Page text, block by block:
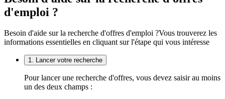
d'emploi ?
Besoin d'aide sur la recherche d'offres d'emploi ?Vous trouverez les
informations essentielles en cliquant sur l'étape qui vous intéresse
1. Lancer votre recherche
Pour lancer une recherche d'offres, vous devez saisir au moins
un des deux champs :